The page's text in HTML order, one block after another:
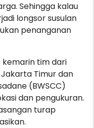
Sehingga kalau
longsor susulan
penanganan
kemarin tim dari
Jakarta Timur dan
(BWSCC)
dan pengukuran.
turap